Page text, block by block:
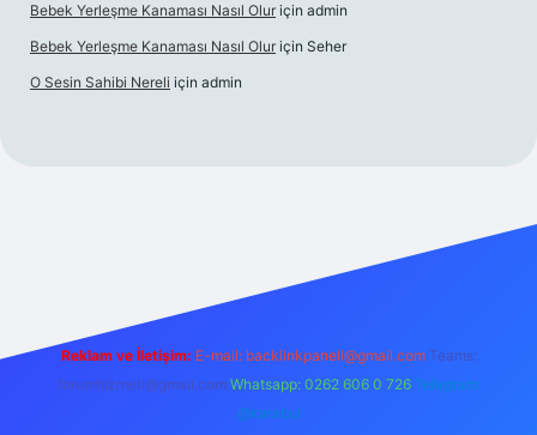
Bebek Yerleşme Kanaması Nasıl Olur için admin
Bebek Yerleşme Kanaması Nasıl Olur için Seher
O Sesin Sahibi Nereli için admin
Reklam ve İletişim: E-mail: backlinkpaneli@gmail.com Teams:
forumhizmeti@gmail.com Whatsapp: 0262 606 0 726 Telegram:
@karabul